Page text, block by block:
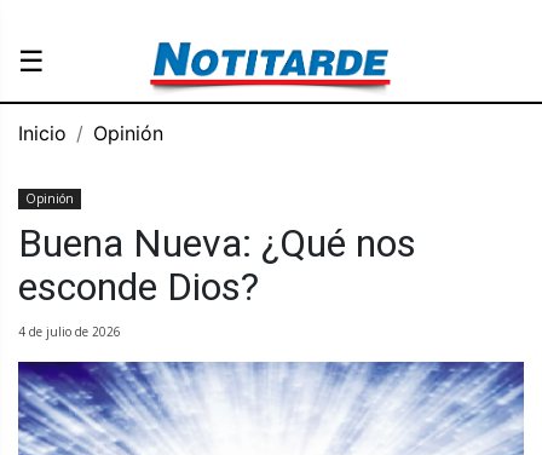
☰
Inicio Opinión
Opinión
Buena Nueva: ¿Qué nos
esconde Dios?
4 de julio de 2026